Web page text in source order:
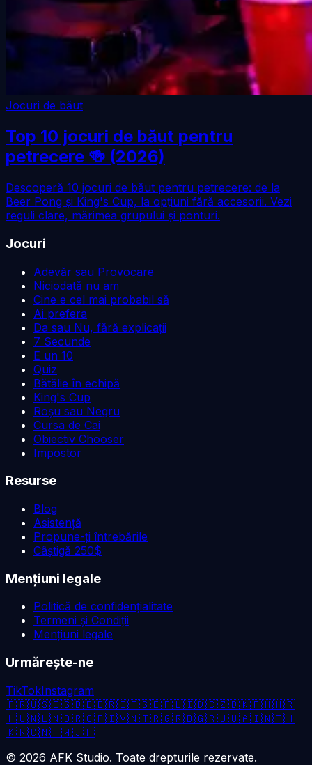
Jocuri de băut
Top 10 jocuri de băut pentru
petrecere 🍻 (2026)
Descoperă 10 jocuri de băut pentru petrecere: de la
Beer Pong și King's Cup, la opțiuni fără accesorii. Vezi
reguli clare, mărimea grupului și ponturi.
Jocuri
Adevăr sau Provocare
Niciodată nu am
Cine e cel mai probabil să
Ai prefera
Da sau Nu, fără explicații
7 Secunde
E un 10
Quiz
Bătălie în echipă
King's Cup
Roșu sau Negru
Cursa de Cai
Obiectiv Chooser
Impostor
Resurse
Blog
Asistență
Propune-ți întrebările
Câștigă 250$
Mențiuni legale
Politică de confidențialitate
Termeni și Condiții
Mențiuni legale
Urmărește-ne
TikTokInstagram
🇫🇷🇺🇸🇪🇸🇩🇪🇧🇷🇮🇹🇸🇪🇵🇱🇮🇩🇨🇿🇩🇰🇵🇭🇭🇷
🇭🇺🇳🇱🇳🇴🇷🇴🇫🇮🇻🇳🇹🇷🇬🇷🇧🇬🇷🇺🇺🇦🇮🇳🇹🇭
🇰🇷🇨🇳🇹🇼🇯🇵
© 2026 AFK Studio. Toate drepturile rezervate.